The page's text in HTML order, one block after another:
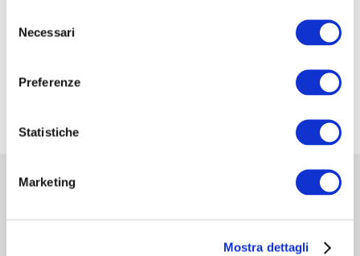
delNecessari
Preferenze
Statistiche
Marketing
Mostra dettagli